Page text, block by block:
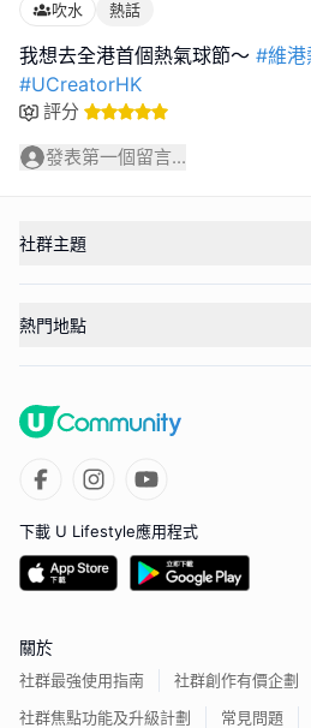
吹水 熱話
我想去全港首個熱氣球節～ #維港
#UCreatorHK
評分
發表第一個留言...
社群主題
熱門地點
下載 U Lifestyle應用程式
關於
社群最強使用指南
社群創作有價企劃
社群焦點功能及升級計劃
常見問題